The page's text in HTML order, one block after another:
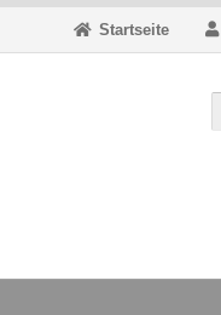
Startseite